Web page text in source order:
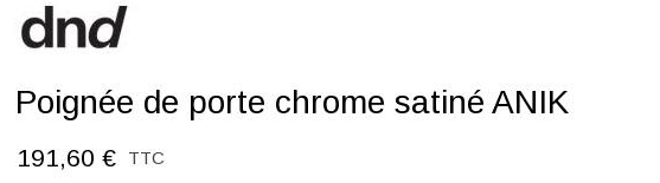
Poignée de porte chrome satiné ANIK
191,60 € TTC